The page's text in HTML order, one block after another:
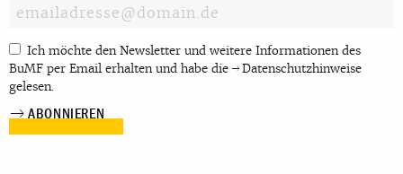
Ich möchte den Newsletter und weitere Informationen des
BuMF per Email erhalten und habe die
Datenschutzhinweise
gelesen.